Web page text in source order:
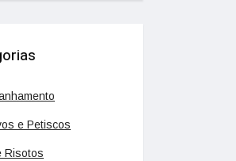
e Petiscos
Risotos